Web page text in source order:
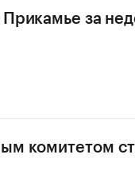
Прикамье за
комитетом